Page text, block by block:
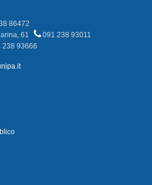
86472
61
091 238 93011
238 93666